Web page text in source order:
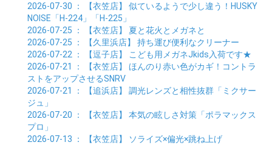
2026-07-30 ： 【衣笠店】 似ているようで少し違う！HUSKY
NOISE「H-224」「H-225」
2026-07-25 ： 【衣笠店】 夏と花火とメガネと
2026-07-25 ： 【久里浜店】 持ち運び便利なクリーナー
2026-07-22 ： 【逗子店】
こども用メガネJkids入荷です★
2026-07-21
： 【衣笠店】 ほんのり赤い色がカギ！コントラ
ストをアップさせるSNRV
2026-07-21
： 【追浜店】 調光レンズと相性抜群「ミクサー
ジュ」
2026-07-20 ： 【衣笠店】 本気の眩しさ対策「ポラマックス
プロ」
2026-07-13 ： 【衣笠店】 ソライズ×偏光×跳ね上げ